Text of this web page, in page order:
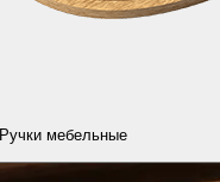
Ручки мебельные